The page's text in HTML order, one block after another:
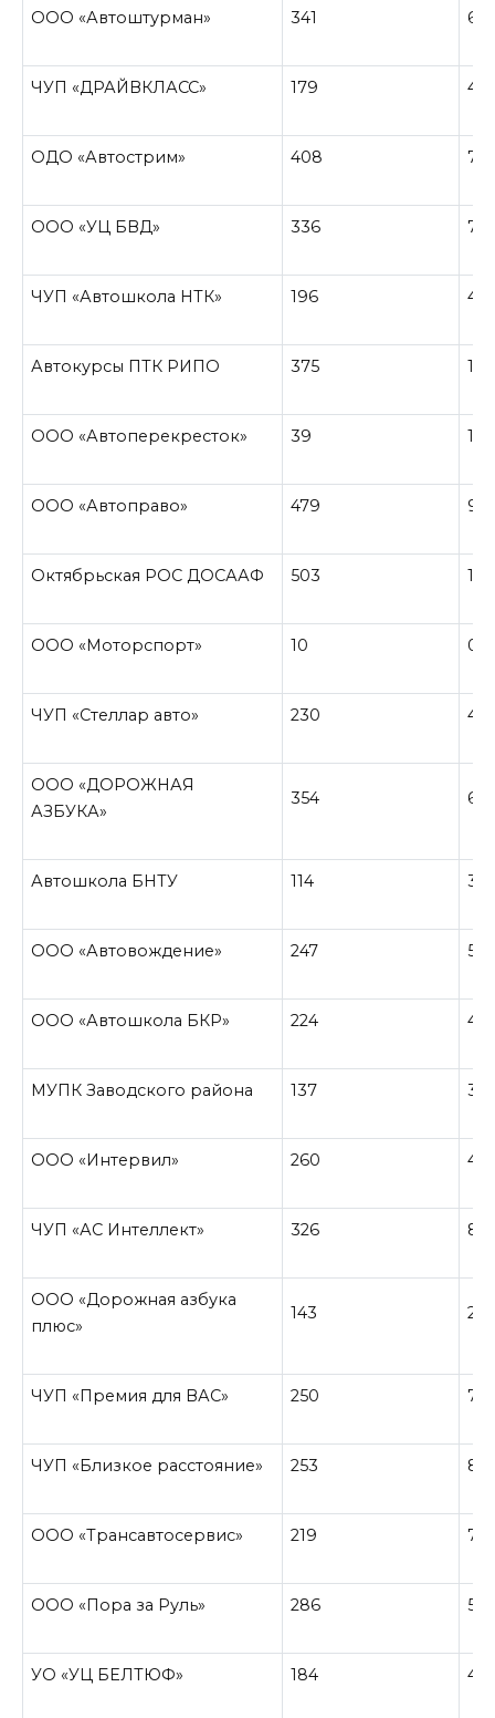
ООО «Автоштурман» 341 61
ЧУП «ДРАЙВКЛАСС» 179 44
ОДО «Автострим» 408 74
ООО «УЦ БВД» 336 77
ЧУП «Автошкола НТК» 196 49
Автокурсы ПТК РИПО 375 111
ООО «Автоперекресток» 39 12
ООО «Автоправо» 479 99
Октябрьская РОС ДОСААФ 503 126
ООО «Моторспорт» 10 0
ЧУП «Стеллар авто» 230 46
ООО «ДОРОЖНАЯ
АЗБУКА»
354 60
Автошкола БНТУ 114 33
ООО «Автовождение» 247 55
ООО «Автошкола БКР» 224 47
МУПК Заводского района 137 30
ООО «Интервил» 260 48
ЧУП «АС Интеллект» 326 86
ООО «Дорожная азбука
плюс»
143 25
ЧУП «Премия для ВАС» 250 75
ЧУП «Близкое расстояние» 253 82
ООО «Трансавтосервис» 219 79
ООО «Пора за Руль» 286 53
УО «УЦ БЕЛТЮФ» 184 41